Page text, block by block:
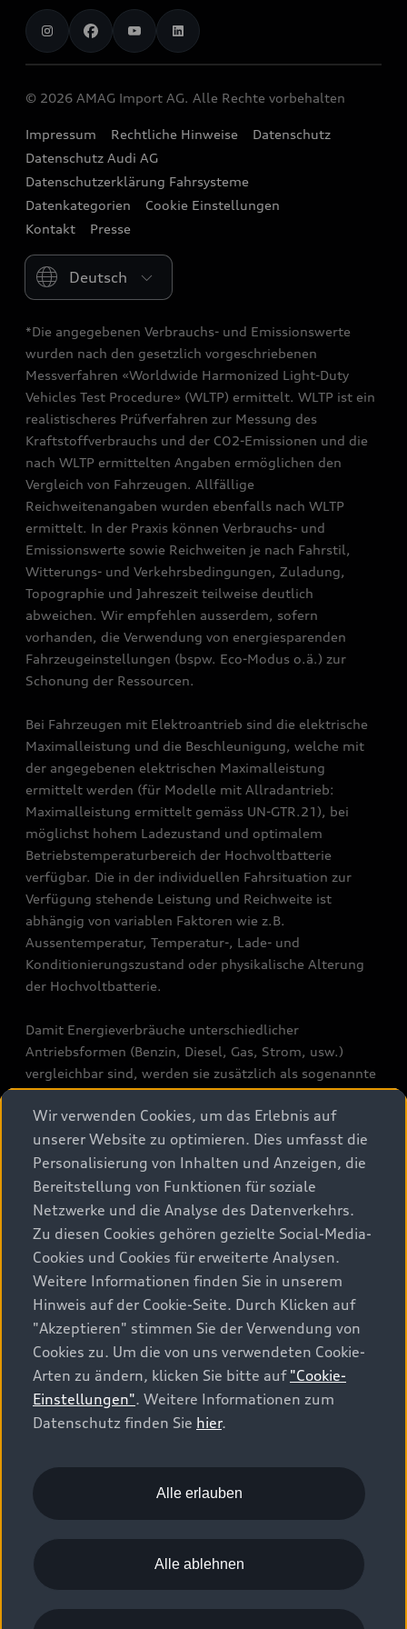
Audi exclusive
Probefahrt vereinbaren
Angebote
Leasing und Versicherung
Sofort verfügbare Neuwagen
Audi Occasionen
Audi Connect
Audi Original Zubehör
Audi collection
Geschäftskunden
Beratung & Kontakt
chargeOn
Ladestationrechner
Sponsoring
Audi Destinations
quattro
Strive for clarity
We race for progress
AMAG Import AG
Jobs
Historie
Newsletter
© 2026 AMAG Import AG. Alle Rechte vorbehalten
Impressum Rechtliche Hinweise
Datenschutz
Datenschutz Audi AG
Datenschutzerklärung Fahrsysteme
Datenkategorien
Cookie Einstellungen
Kontakt
Presse
Please select country
*Die angegebenen Verbrauchs- und Emissionswerte
wurden nach den gesetzlich vorgeschriebenen
Messverfahren «Worldwide Harmonized Light-Duty
Vehicles Test Procedure» (WLTP) ermittelt. WLTP ist ein
realistischeres Prüfverfahren zur Messung des
Kraftstoffverbrauchs und der CO2-Emissionen und die
nach WLTP ermittelten Angaben ermöglichen den
Vergleich von Fahrzeugen. Allfällige
Reichweitenangaben wurden ebenfalls nach WLTP
ermittelt. In der Praxis können Verbrauchs- und
Emissionswerte sowie Reichweiten je nach Fahrstil,
Witterungs- und Verkehrsbedingungen, Zuladung,
Topographie und Jahreszeit teilweise deutlich
abweichen. Wir empfehlen ausserdem, sofern
vorhanden, die Verwendung von energiesparenden
Fahrzeugeinstellungen (bspw. Eco-Modus o.ä.) zur
Schonung der Ressourcen.
Bei Fahrzeugen mit Elektroantrieb sind die elektrische
Maximalleistung und die Beschleunigung, welche mit
der angegebenen elektrischen Maximalleistung
ermittelt werden (für Modelle mit Allradantrieb:
Maximalleistung ermittelt gemäss UN-GTR.21), bei
möglichst hohem Ladezustand und optimalem
Betriebstemperaturbereich der Hochvoltbatterie
verfügbar. Die in der individuellen Fahrsituation zur
Verfügung stehende Leistung und Reichweite ist
abhängig von variablen Faktoren wie z.B.
Aussentemperatur, Temperatur-, Lade- und
Konditionierungszustand oder physikalische Alterung
der Hochvoltbatterie.
Damit Energieverbräuche unterschiedlicher
Antriebsformen (Benzin, Diesel, Gas, Strom, usw.)
vergleichbar sind, werden sie zusätzlich als sogenannte
Benzinäquivalente (Masseinheit für Energie)
ausgewiesen. CO2 ist das für die Erderwärmung
hauptverantwortliche Treibhausgas. CO2-Mittelwert
aller in der Schweiz angebotenen Fahrzeugmodelle:
111 g/km (WLTP). CO2-Zielwert der in der Schweiz
angebotenen Fahrzeugmodelle: 93.6 g/km (WLTP). Die
Angaben für ein Fahrzeug können von den
zulassungsrelevanten Daten nach der individuellen
Energieeffizienz-Kategorie nach dem neuen
Berechnungsverfahren gemäss Anhang 4.1 EnEV, gültig
ab 01.01.2023. Informationen zur Energieetikette für
Personenwagen finden Sie unter Bundesamt für Energie
BFE.
Preisempfehlungen der Importeurin AMAG Import AG
und inklusive 8,1% MwSt. In seltenen Ausnahmefällen
ist es möglich, dass diese Preisangaben nicht
Konstruktion, Ausstattung, technische Daten,
Kombinierbarkeit von Optionen, Preis sowie
Wir verwenden Cookies, um das Erlebnis auf
unserer Website zu optimieren. Dies umfasst die
Personalisierung von Inhalten und Anzeigen, die
Bereitstellung von Funktionen für soziale
Netzwerke und die Analyse des Datenverkehrs.
Zu diesen Cookies gehören gezielte Social-Media-
Cookies und Cookies für erweiterte Analysen.
Weitere Informationen finden Sie in unserem
Hinweis auf der Cookie-Seite. Durch Klicken auf
"Akzeptieren" stimmen Sie der Verwendung von
Cookies zu. Um die von uns verwendeten Cookie-
Arten zu ändern, klicken Sie bitte auf "Cookie-
Einstellungen". Weitere Informationen zum
Datenschutz finden Sie hier.
Alle erlauben
Alle ablehnen